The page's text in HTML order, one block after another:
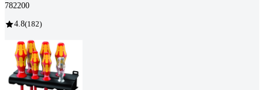
782200
4.8(182)